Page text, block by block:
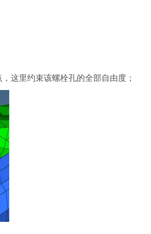
这里约束该螺栓孔的全部自由度；